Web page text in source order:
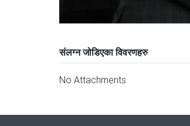
संलग्न जोडिएका विवरणहरु
No Attachments